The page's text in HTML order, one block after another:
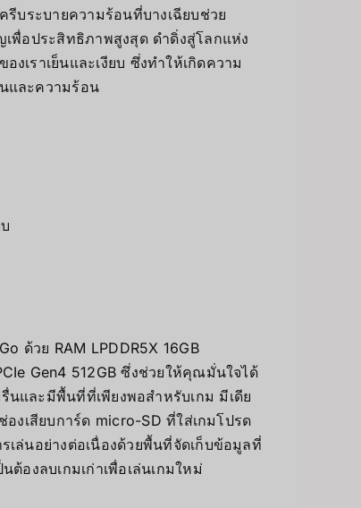
รีบระบายความร้อนที่บางเฉียบช่วย
พื่อประสิทธิภาพสูงสุด ดำดิ่งสู่โลกแห่ง
เราเย็นและเงียบ ซึ่งทำให้เกิดความ
และความร้อน
ด้วย RAM LPDDR5X 16GB
Gen4 512GB ซึ่งช่วยให้คุณมั่นใจได้
นและมีพื้นที่ที่เพียงพอสำหรับเกม มีเดีย
งเสียบการ์ด micro-SD ที่ใส่เกมโปรด
ล่นอย่างต่อเนื่องด้วยพื้นที่จัดเก็บข้อมูลที่
ต้องลบเกมเก่าเพื่อเล่นเกมใหม่